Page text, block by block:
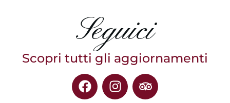
Seguici
Scopri tutti gli aggiornamenti